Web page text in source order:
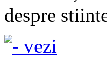
despre